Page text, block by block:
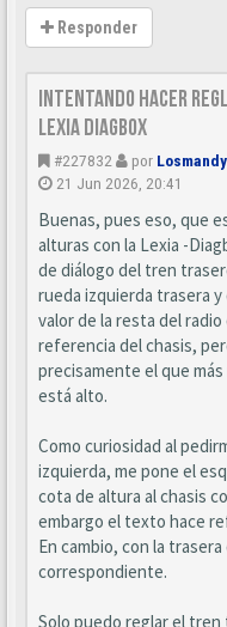
Responder
Intentando hacer
Lexia diagbox
#227832 por
21 Jun 2026, 20:41
Buenas, pues eso, que
alturas con la Lexia -
de diálogo del tren
rueda izquierda trasera
valor de la resta del
referencia del chasis,
precisamente el que
está alto.
Como curiosidad al
izquierda, me pone el
cota de altura al chasis
embargo el texto hace
En cambio, con la
correspondiente.
Solo puedo reglar el